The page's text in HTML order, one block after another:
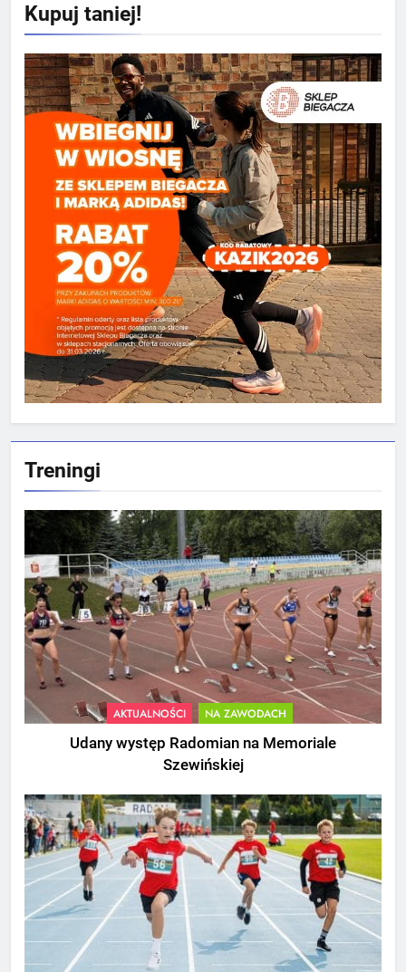
Kupuj taniej!
Treningi
AKTUALNOŚCI NA ZAWODACH
Udany występ Radomian na Memoriale
Szewińskiej